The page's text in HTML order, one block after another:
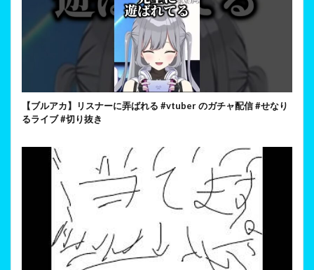
【ブルアカ】リスナーに弄ばれる #vtuber のガチャ配信 #せなり
るライブ #切り抜き